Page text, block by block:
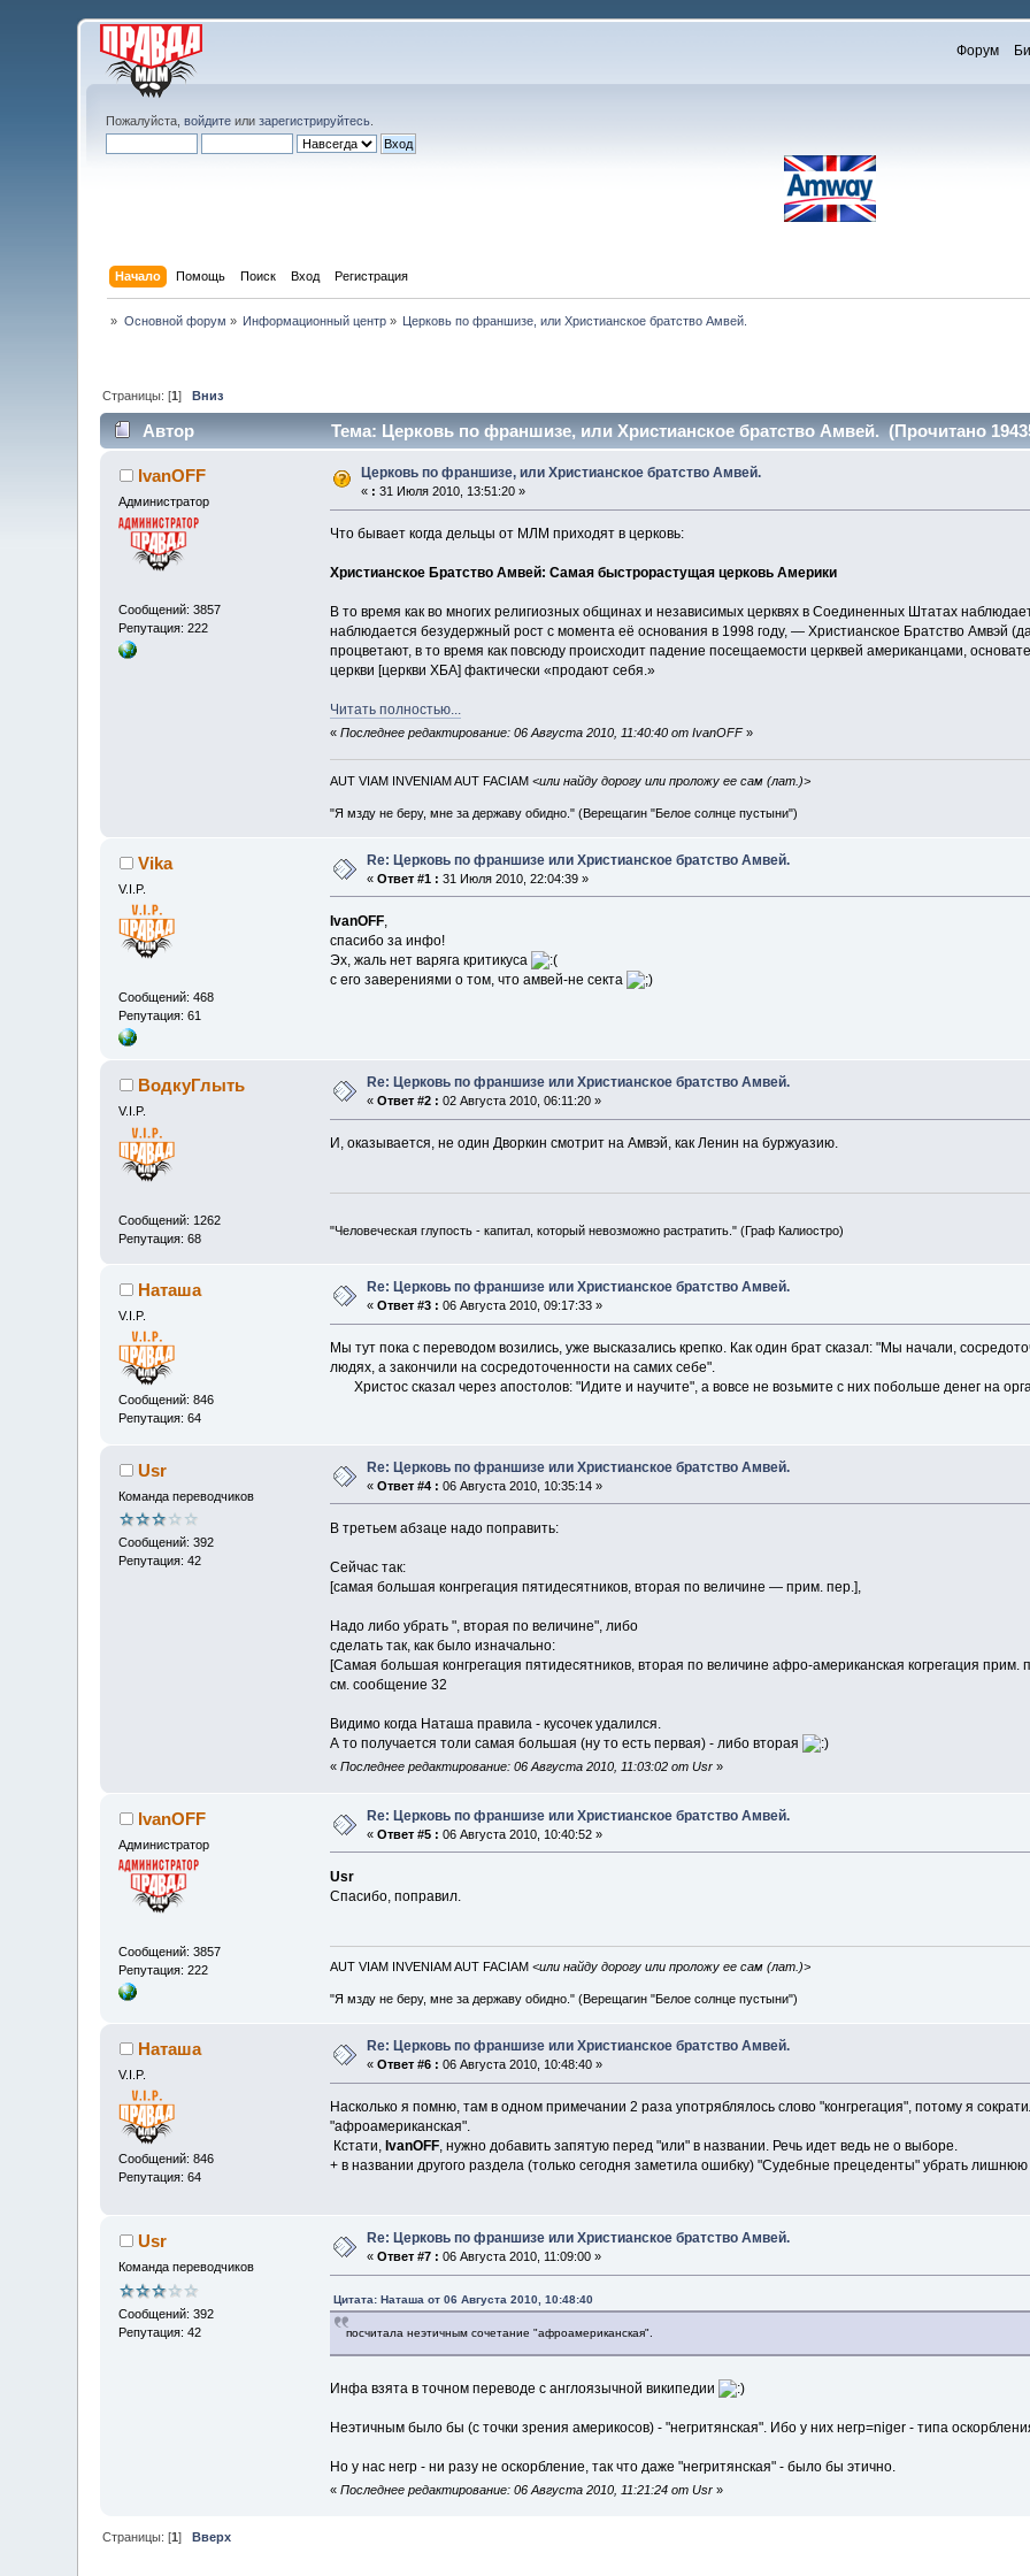
Форум
Пожалуйста,войдите илизарегистрируйтесь
Начало Помощь Поиск Вход Регистрация
» Основной форум » Информационный центр » Церковь по франшизе, или Христианское братство Амвей.
Страницы: [1]Вниз
Автор Тема: Церковь по франшизе, или Христианское братство Амвей. (Прочитано
IvanOFF
Администратор
Сообщений: 3857
Репутация: 222
Церковь по франшизе, или Христианское братство Амвей.
« : 31 Июля 2010, 13:51:20 »
Что бывает когда дельцы от МЛМ приходят в церковь:
Христианское Братство Амвей: Самая быстрорастущая церковь Америки
В то время как во многих религиозных общинах и независимых церквях в Соединенных Штатах
наблюдается безудержный рост с момента её основания в 1998 году, — Христианское Братство Амвэй
процветают, в то время как повсюду происходит падение посещаемости церквей американцами,
церкви [церкви ХБА] фактически «продают себя.»
Читать полностью...
« Последнее редактирование: 06 Августа 2010, 11:40:40 от IvanOFF»
AUT VIAM INVENIAM AUT FACIAM <или найду дорогу или проложу ее сам (лат.)>
"Я мзду не беру, мне за державу обидно." (Верещагин "Белое солнце пустыни")
Vika
V.I.P.
Сообщений: 468
Репутация: 61
Re: Церковь по франшизе или Христианское братство Амвей.
«Ответ #1 : 31 Июля 2010, 22:04:39 »
IvanOFF,
спасибо за инфо!
Эх, жаль нет варяга критикуса
с его заверениями о том, что амвей-не секта
ВодкуГлыть
V.I.P.
Сообщений: 1262
Репутация: 68
Re: Церковь по франшизе или Христианское братство Амвей.
«Ответ #2 : 02 Августа 2010, 06:11:20 »
И, оказывается, не один Дворкин смотрит на Амвэй, как Ленин на буржуазию.
"Человеческая глупость - капитал, который невозможно растратить." (Граф Калиостро)
Наташа
V.I.P.
Сообщений: 846
Репутация: 64
Re: Церковь по франшизе или Христианское братство Амвей.
«Ответ #3 : 06 Августа 2010, 09:17:33 »
Мы тут пока с переводом возились, уже высказались крепко. Как один брат сказал: "Мы начали,
людях, а закончили на сосредоточенности на самих себе".
Христос сказал через апостолов: "Идите и научите", а вовсе не возьмите с них побольше денег на
Usr
Команда переводчиков
Сообщений: 392
Репутация: 42
Re: Церковь по франшизе или Христианское братство Амвей.
«Ответ #4 : 06 Августа 2010, 10:35:14 »
В третьем абзаце надо поправить:
Сейчас так:
[самая большая конгрегация пятидесятников, вторая по величине — прим. пер.],
Надо либо убрать ", вторая по величине", либо
сделать так, как было изначально:
[Самая большая конгрегация пятидесятников, вторая по величине афро-американская когрегация прим.
см. сообщение 32
Видимо когда Наташа правила - кусочек удалился.
А то получается толи самая большая (ну то есть первая) - либо вторая
« Последнее редактирование: 06 Августа 2010, 11:03:02 от Usr»
IvanOFF
Администратор
Сообщений: 3857
Репутация: 222
Re: Церковь по франшизе или Христианское братство Амвей.
«Ответ #5 : 06 Августа 2010, 10:40:52 »
Usr
Спасибо, поправил.
AUT VIAM INVENIAM AUT FACIAM <или найду дорогу или проложу ее сам (лат.)>
"Я мзду не беру, мне за державу обидно." (Верещагин "Белое солнце пустыни")
Наташа
V.I.P.
Сообщений: 846
Репутация: 64
Re: Церковь по франшизе или Христианское братство Амвей.
«Ответ #6 : 06 Августа 2010, 10:48:40 »
Насколько я помню, там в одном примечании 2 раза употряблялось слово "конгрегация", потому я
"афроамериканская".
Кстати, IvanOFF, нужно добавить запятую перед "или" в названии. Речь идет ведь не о выборе.
+ в названии другого раздела (только сегодня заметила ошибку) "Судебные прецеденты" убрать
Usr
Команда переводчиков
Сообщений: 392
Репутация: 42
Re: Церковь по франшизе или Христианское братство Амвей.
«Ответ #7 : 06 Августа 2010, 11:09:00 »
Цитата: Наташа от 06 Августа 2010, 10:48:40
посчитала неэтичным сочетание "афроамериканская".
Инфа взята в точном переводе с англоязычной википедии
Неэтичным было бы (с точки зрения америкосов) - "негритянская". Ибо у них негр=niger - типа
Но у нас негр - ни разу не оскорбление, так что даже "негритянская" - было бы этично.
« Последнее редактирование: 06 Августа 2010, 11:21:24 от Usr»
Страницы: [1]
Вверх